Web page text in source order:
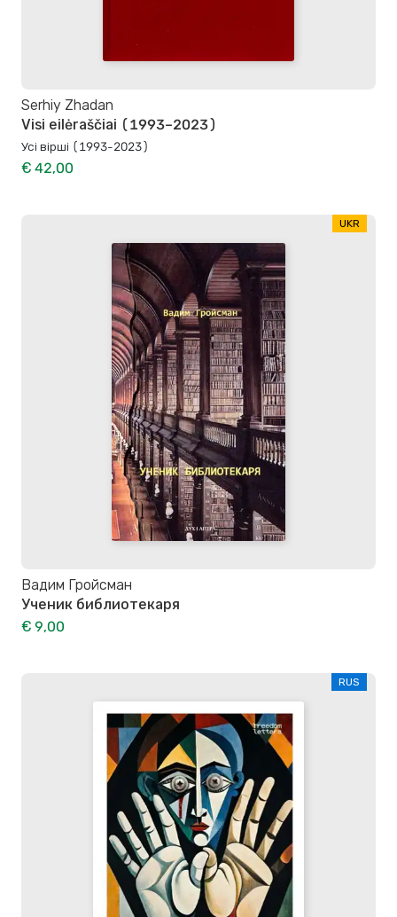
Serhiy Zhadan
Visi eilėraščiai (1993–2023)
Усі вірші (1993-2023)
€ 42,00
UKR
Вадим Гройсман
Ученик библиотекаря
€ 9,00
RUS